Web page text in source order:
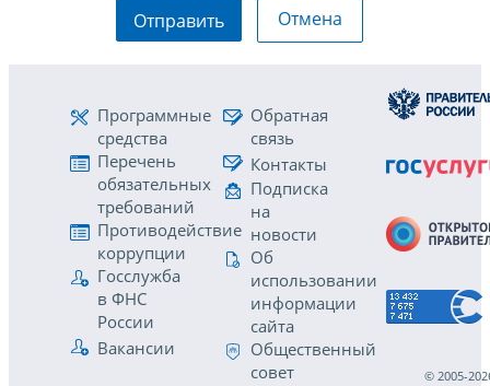
Отправить Отмена
Программные
средства
Перечень
обязательных
требований
Противодействие
коррупции
Госслужба
в ФНС
России
Вакансии
Обратная
связь
Контакты
Подписка
на
новости
Об
использовании
информации
сайта
Общественный
совет
© 2005-